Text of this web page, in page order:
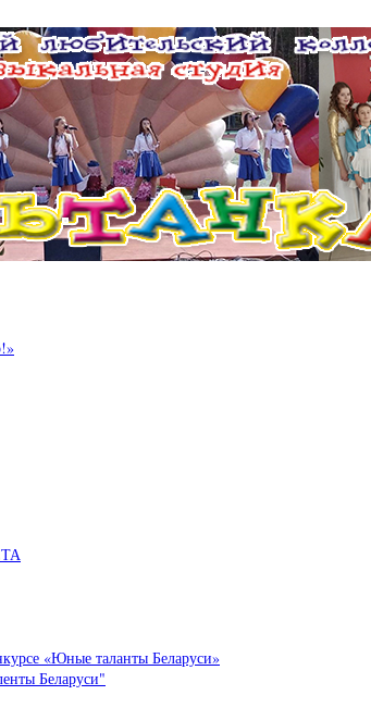
«Юные таланты Беларуси»
Беларуси"